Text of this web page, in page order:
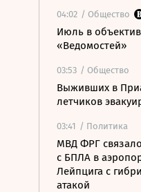
04:02 / Общество
Июль в
«Ведомостей»
03:53 / Общество
Выживших в
летчиков
03:41 / Политика
МВД ФРГ
с БПЛА в
Лейпцига с
атакой